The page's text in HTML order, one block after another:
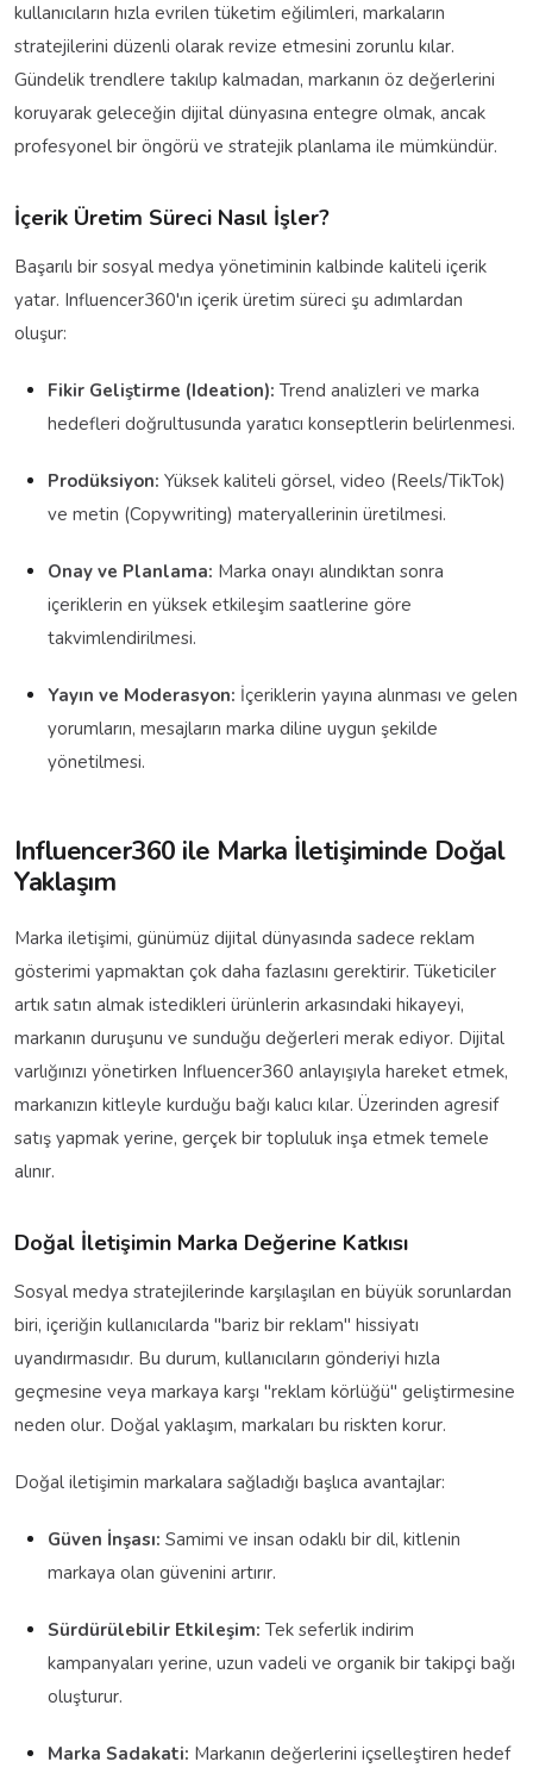
kullanıcıların hızla evrilen tüketim eğilimleri, markaların
stratejilerini düzenli olarak revize etmesini zorunlu kılar.
Gündelik trendlere takılıp kalmadan, markanın öz değerlerini
koruyarak geleceğin dijital dünyasına entegre olmak, ancak
profesyonel bir öngörü ve stratejik planlama ile mümkündür.
İçerik Üretim Süreci Nasıl İşler?
Başarılı bir sosyal medya yönetiminin kalbinde kaliteli içerik
yatar. Influencer360'ın içerik üretim süreci şu adımlardan
oluşur:
Fikir Geliştirme (Ideation): Trend analizleri ve marka
hedefleri doğrultusunda yaratıcı konseptlerin belirlenmesi.
Prodüksiyon: Yüksek kaliteli görsel, video (Reels/TikTok)
ve metin (Copywriting) materyallerinin üretilmesi.
Onay ve Planlama: Marka onayı alındıktan sonra
içeriklerin en yüksek etkileşim saatlerine göre
takvimlendirilmesi.
Yayın ve Moderasyon: İçeriklerin yayına alınması ve gelen
yorumların, mesajların marka diline uygun şekilde
yönetilmesi.
Influencer360 ile Marka İletişiminde Doğal
Yaklaşım
Marka iletişimi, günümüz dijital dünyasında sadece reklam
gösterimi yapmaktan çok daha fazlasını gerektirir. Tüketiciler
artık satın almak istedikleri ürünlerin arkasındaki hikayeyi,
markanın duruşunu ve sunduğu değerleri merak ediyor. Dijital
varlığınızı yönetirken Influencer360 anlayışıyla hareket etmek,
markanızın kitleyle kurduğu bağı kalıcı kılar. Üzerinden agresif
satış yapmak yerine, gerçek bir topluluk inşa etmek temele
alınır.
Doğal İletişimin Marka Değerine Katkısı
Sosyal medya stratejilerinde karşılaşılan en büyük sorunlardan
biri, içeriğin kullanıcılarda "bariz bir reklam" hissiyatı
uyandırmasıdır. Bu durum, kullanıcıların gönderiyi hızla
geçmesine veya markaya karşı "reklam körlüğü" geliştirmesine
neden olur. Doğal yaklaşım, markaları bu riskten korur.
Doğal iletişimin markalara sağladığı başlıca avantajlar:
Güven İnşası: Samimi ve insan odaklı bir dil, kitlenin
markaya olan güvenini artırır.
Sürdürülebilir Etkileşim: Tek seferlik indirim
kampanyaları yerine, uzun vadeli ve organik bir takipçi bağı
oluşturur.
Marka Sadakati: Markanın değerlerini içselleştiren hedef